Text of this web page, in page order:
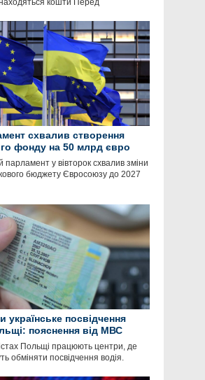
кошти Перед
схвалив створення
фонду на 50 млрд євро
парламент у вівторок схвалив зміни
бюджету Євросоюзу до 2027
українське посвідчення
пояснення від МВС
Польщі працюють центри, де
обміняти посвідчення водія.